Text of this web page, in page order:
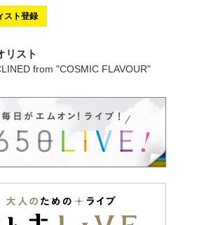
スト登録
リスト
from "COSMIC FLAVOUR"